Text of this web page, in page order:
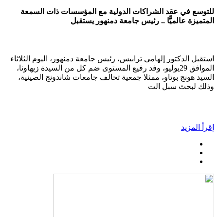
للتوسع في عقد الشراكات الدولية مع المؤسسات ذات السمعة
المتميزة عالميًّا .. رئيس جامعة دمنهور يستقبل
استقبل الدكتور إلهامي ترابيس، رئيس جامعة دمنهور، اليوم الثلاثاء
الموافق 29يوليو، وفد رفيع المستوى ضم كل من السيدة زيهاونا،
السيد هونج بوتاو، ممثلا جمعية تحالف جامعات شاندونج الصينية،
وذلك لبحث سبل الت
إقرأ المزيد